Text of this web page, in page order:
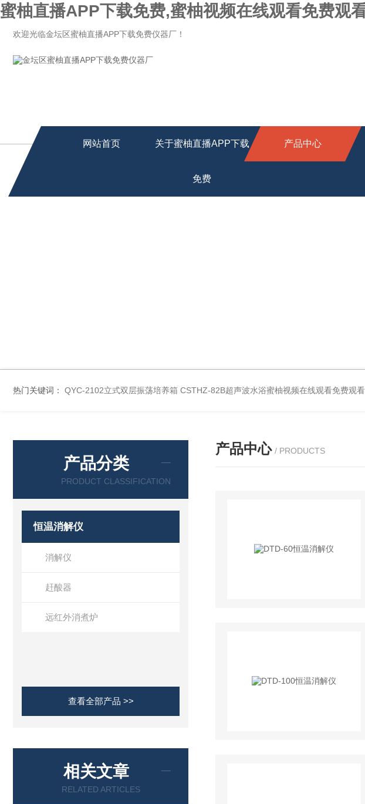
蜜柚直播APP下载免费,蜜柚视频在线观看免费观
欢迎光临金坛区蜜柚直播APP下载免费仪器厂！
网站首页 关于蜜柚直播APP下载
免费
产品中心
热门关键词： QYC-2102立式双层振荡培养箱 CSTHZ-82B超声波水浴蜜柚视频在线观看免费观看
产品分类
PRODUCT CLASSIFICATION
恒温消解仪
消解仪
赶酸器
远红外消煮炉
查看全部产品 >>
相关文章
RELATED ARTICLES
产品中心 / PRODUCTS